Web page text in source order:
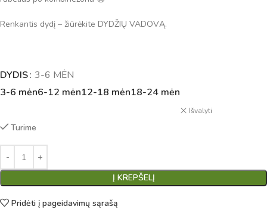
Renkantis dydį – žiūrėkite DYDŽIŲ VADOVĄ.
DYDIS 3-6 MĖN
3-6 mėn6-12 mėn12-18 mėn18-24 mėn
Išvalyti
Turime
Į KREPŠELĮ
Alternative:
Pridėti į pageidavimų sąrašą